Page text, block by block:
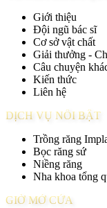
Giới thiệu
Đội ngũ bác sĩ
Cơ sở vật chất
Giải thưởng -
Câu chuyện
Kiến thức
Liên hệ
DỊCH VỤ NỔI BẬT
Trồng răng
Bọc răng sứ
Niềng răng
Nha khoa tổng
GIỜ MỞ CỬA